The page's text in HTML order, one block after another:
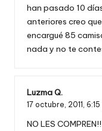
han pasado 10
anteriores creo
encargué 85
nada y no te
Luzma Q.
17 octubre, 2011,
NO LES COMPREN!!